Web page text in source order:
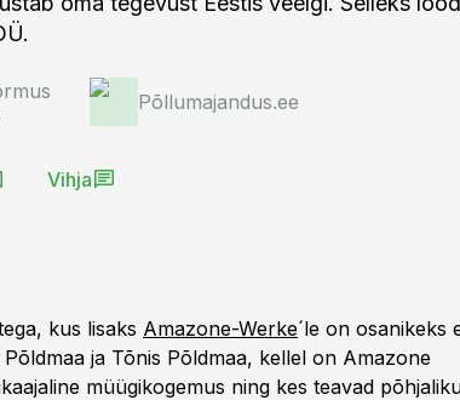
Põllumajandus.ee
Vihja
kus lisaks Amazone-Werke´le on osanikeks
ja Tõnis Põldmaa, kellel on Amazone
müügikogemus ning kes teavad